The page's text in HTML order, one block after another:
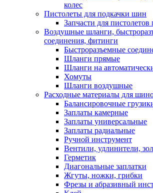
колес
Пистолеты для подкачки шин
Запчасти для
Воздушные шланги,
соединения, фитинги
Быстроразъемные
Шланги прямые
Шланги на
Хомуты
Шланги воздушные
Расходные материалы для
Балансировочные
Заплаты камерные
Заплаты универсальные
Заплаты радиальные
Ручной инструмент
Вентили, удлинители,
Герметик
Диагональные заплатки
Жгуты, ножки, грибки
Фрезы и абразивный